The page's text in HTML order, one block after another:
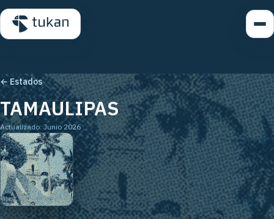
← Estados
TAMAULIPAS
Actualizado: Junio 2026